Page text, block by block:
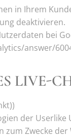
in Ihrem
deaktivieren.
bei
answer/
LIVE-
der Userlike
Zwecke